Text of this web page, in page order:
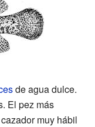
de agua dulce.
El pez más
muy hábil